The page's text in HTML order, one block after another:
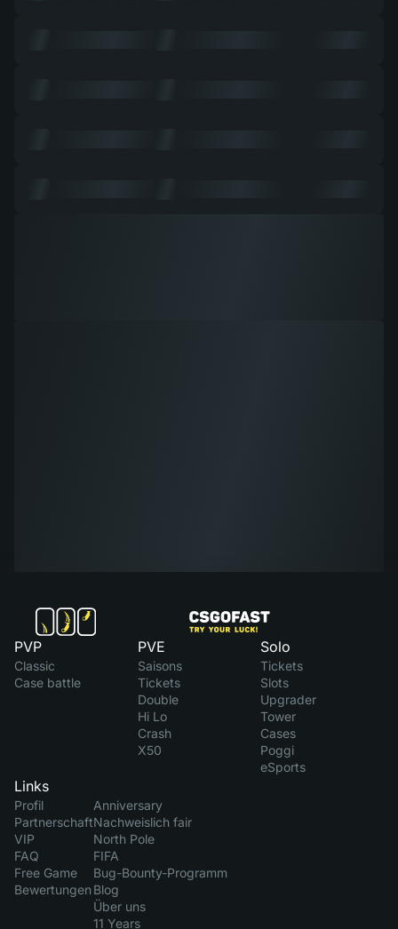
PVP
Classic
Case battle
PVE
Saisons
Tickets
Double
Hi Lo
Crash
X50
Solo
Tickets
Slots
Upgrader
Tower
Cases
Poggi
eSports
Links
Profil
Partnerschaft
VIP
FAQ
Free Game
Bewertungen
Anniversary
Nachweislich fair
North Pole
FIFA
Bug-Bounty-Programm
Blog
Über uns
11 Years